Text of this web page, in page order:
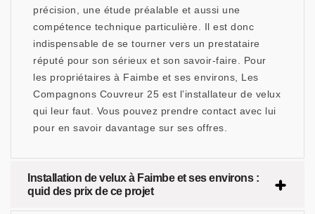
précision, une étude préalable et aussi une
compétence technique particulière. Il est donc
indispensable de se tourner vers un prestataire
réputé pour son sérieux et son savoir-faire. Pour
les propriétaires à Faimbe et ses environs, Les
Compagnons Couvreur 25 est l’installateur de velux
qui leur faut. Vous pouvez prendre contact avec lui
pour en savoir davantage sur ses offres.
Installation de velux à Faimbe et ses environs :
quid des prix de ce projet